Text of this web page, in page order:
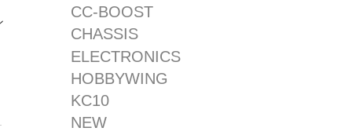
CC-BOOST
CHASSIS
ELECTRONICS
HOBBYWING
KC10
NEW